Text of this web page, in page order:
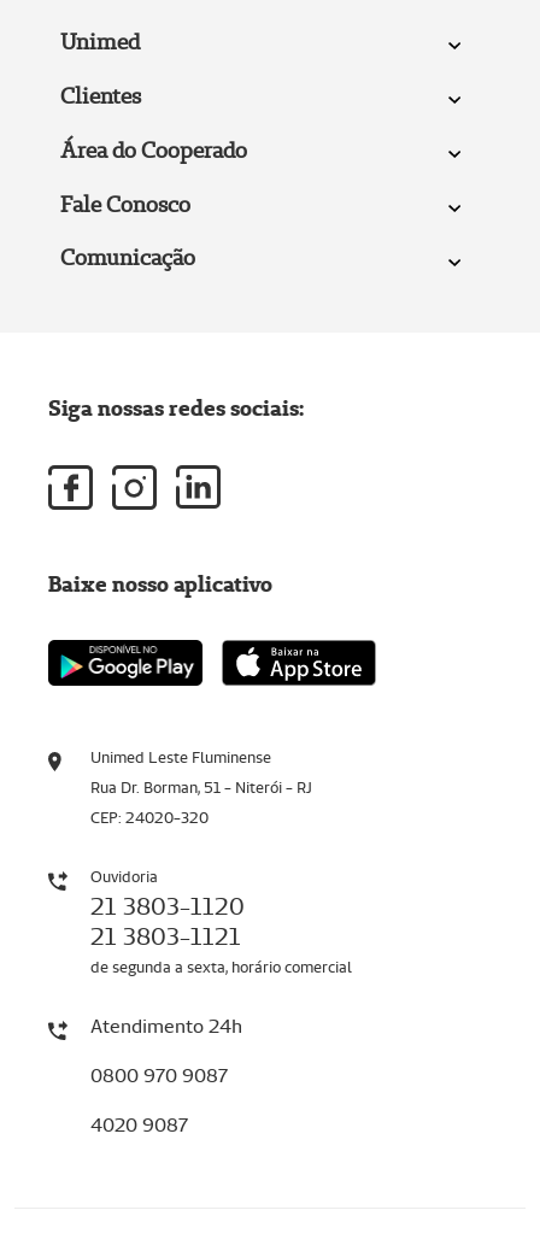
Unimed
Clientes
Área do Cooperado
Fale Conosco
Comunicação
Unimed Leste Fluminense
Rua Dr. Borman, 51 - Niterói - RJ
CEP: 24020-320
Ouvidoria
21 3803-1120
21 3803-1121
de segunda a sexta, horário comercial
Atendimento 24h
0800 970 9087
4020 9087
Siga nossas redes sociais:
Baixe nosso aplicativo